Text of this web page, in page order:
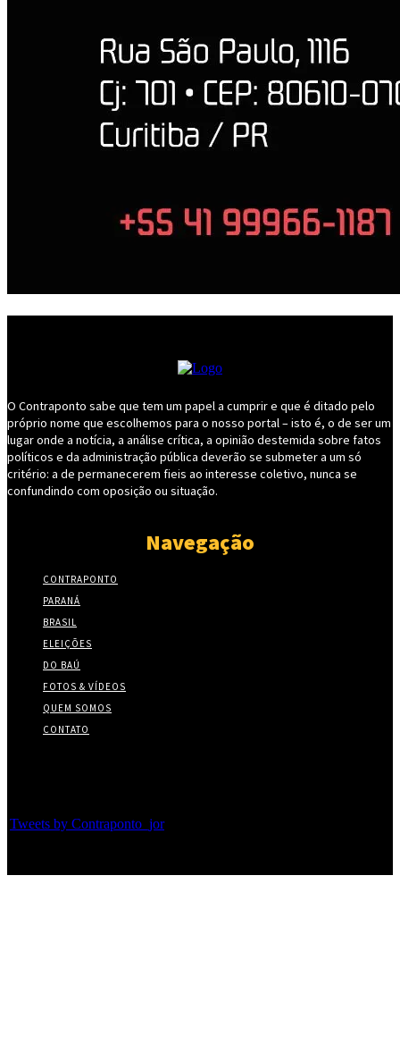
O Contraponto sabe que tem um papel a cumprir e que é ditado pelo
próprio nome que escolhemos para o nosso portal – isto é, o de ser um
lugar onde a notícia, a análise crítica, a opinião destemida sobre fatos
políticos e da administração pública deverão se submeter a um só
critério: a de permanecerem fieis ao interesse coletivo, nunca se
confundindo com oposição ou situação.
Navegação
CONTRAPONTO
PARANÁ
BRASIL
ELEIÇÕES
DO BAÚ
FOTOS & VÍDEOS
QUEM SOMOS
CONTATO
Tweets by Contraponto_jor